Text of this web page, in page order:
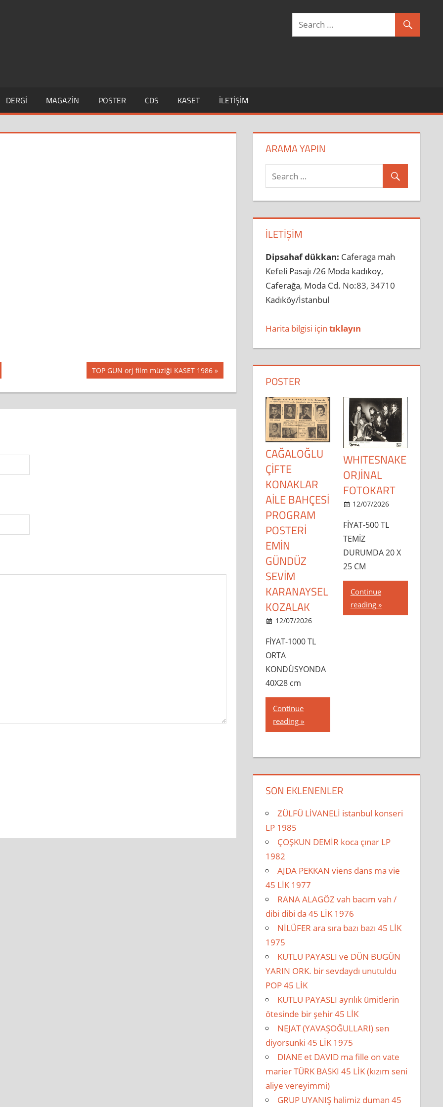
DERGI MAGAZIN POSTER CDS KASET İLETIŞIM
Next
Post:
TOP GUN orj film müziği KASET 1986
ARAMA YAPIN
İLETIŞIM
Dipsahaf dükkan: Caferaga mah
Kefeli Pasajı /26 Moda kadıkoy,
Caferağa, Moda Cd. No:83, 34710
Kadıköy/İstanbul
Harita bilgisi içintıklayın
POSTER
CAĞALOĞLU
ÇİFTE
KONAKLAR
AİLE BAHÇESİ
PROGRAM
POSTERİ
EMİN
GÜNDÜZ
SEVİM
KARANAYSEL
KOZALAK
12/07/2026
FİYAT-1000 TL
ORTA
KONDÜSYONDA
40X28 cm
Continue
reading
WHITESNAKE
ORJİNAL
FOTOKART
12/07/2026
FİYAT-500 TL
TEMİZ
DURUMDA 20 X
25 CM
Continue
reading
SON EKLENENLER
ZÜLFÜ LİVANELİ istanbul konseri
LP 1985
ÇOŞKUN DEMİR koca çınar LP
1982
AJDA PEKKAN viens dans ma vie
45 LİK 1977
RANA ALAGÖZ vah bacım vah /
dibi dibi da 45 LİK 1976
NİLÜFER ara sıra bazı bazı 45 LİK
1975
KUTLU PAYASLI ve DÜN BUGÜN
YARIN ORK. bir sevdaydı unutuldu
POP 45 LİK
KUTLU PAYASLI ayrılık ümitlerin
ötesinde bir şehir 45 LİK
NEJAT (YAVAŞOĞULLARI) sen
diyorsunki 45 LİK 1975
DIANE et DAVID ma fille on vate
marier TÜRK BASKI 45 LİK (kızım seni
aliye vereyimmi)
GRUP UYANIŞ halimiz duman 45